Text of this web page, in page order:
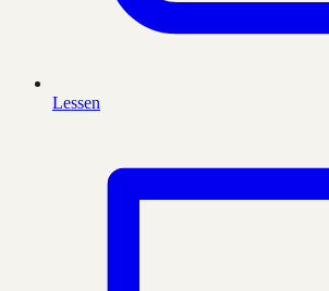
Lessen